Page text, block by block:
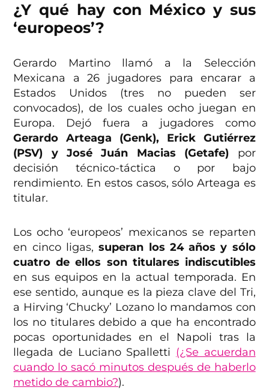
¿Y qué hay con México y sus
‘europeos’?
Gerardo Martino llamó a la Selección
Mexicana a 26 jugadores para encarar a
Estados Unidos (tres no pueden ser
convocados), de los cuales ocho juegan en
Europa. Dejó fuera a jugadores como
Gerardo Arteaga (Genk), Erick Gutiérrez
(PSV) y José Juán Macias (Getafe) por
decisión técnico-táctica o por bajo
rendimiento. En estos casos, sólo Arteaga es
titular.
Los ocho ‘europeos’ mexicanos se reparten
en cinco ligas,superan los 24 años y sólo
cuatro de ellos son titulares indiscutibles
en sus equipos en la actual temporada. En
ese sentido, aunque es la pieza clave del Tri,
a Hirving ‘Chucky’ Lozano lo mandamos con
los no titulares debido a que ha encontrado
pocas oportunidades en el Napoli tras la
llegada de Luciano Spalletti (¿Se acuerdan
cuando lo sacó minutos después de haberlo
metido de cambio?).